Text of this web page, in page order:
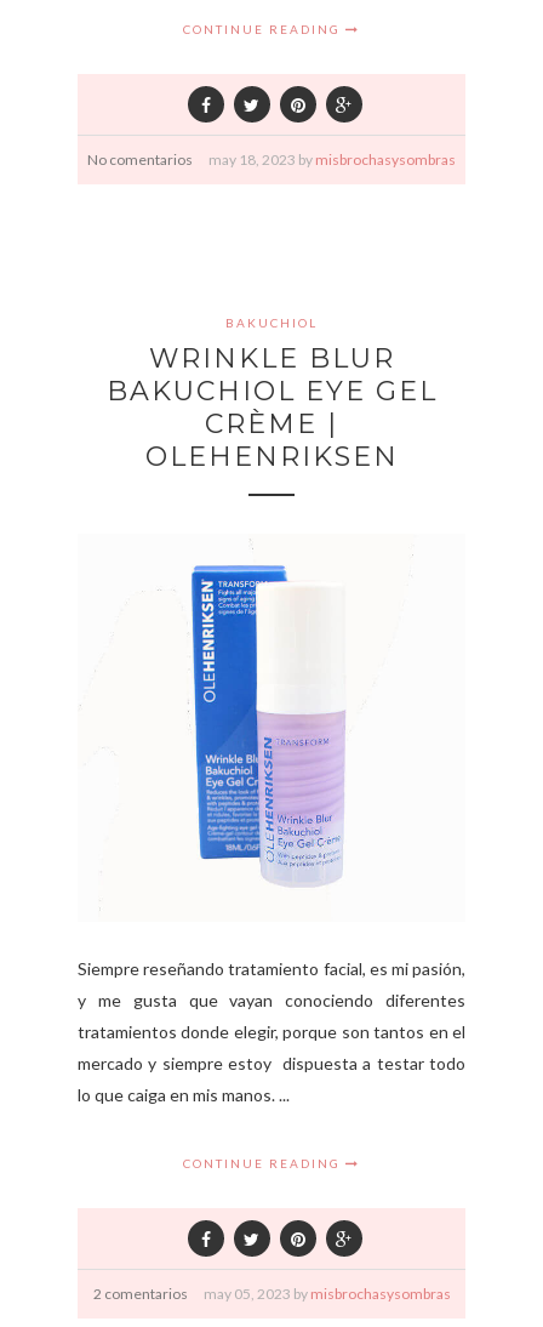
CONTINUE READING
No comentarios may 18, 2023 by misbrochasysombras
BAKUCHIOL
WRINKLE BLUR
BAKUCHIOL EYE GEL
CRÈME |
OLEHENRIKSEN
Siempre reseñando tratamiento facial, es mi pasión,
y me gusta que vayan conociendo diferentes
tratamientos donde elegir, porque son tantos en el
mercado y siempre estoy dispuesta a testar todo
lo que caiga en mis manos. ...
CONTINUE READING
2 comentarios may 05, 2023 by misbrochasysombras